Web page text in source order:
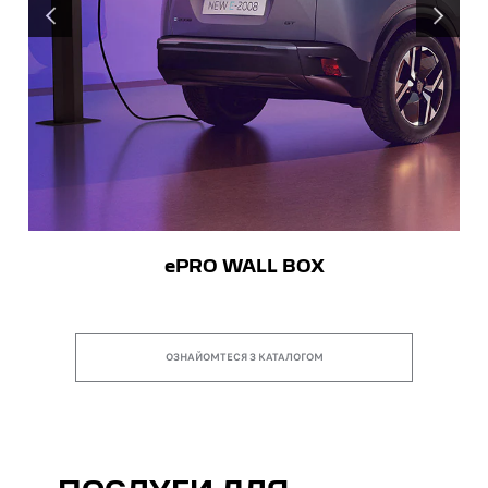
ПОПЕРЕДНІЙ
ePRO WALL BOX
ОЗНАЙОМТЕСЯ З КАТАЛОГОМ